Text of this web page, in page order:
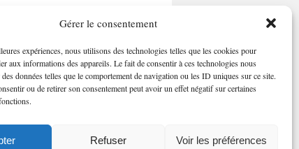
Gérer le consentement
expériences, nous utilisons des technologies telles que les cookies pour
aux informations des appareils. Le fait de consentir à ces technologies nous
données telles que le comportement de navigation ou les ID uniques sur ce site.
ou de retirer son consentement peut avoir un effet négatif sur certaines
Refuser Voir les préférences
Évènements à venir
Il n’y a pas d’évènements à
venir.